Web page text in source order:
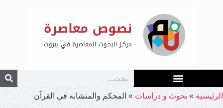
الرئيسية » بحوث و دراسات » المحكم والمتشابه في القرآن